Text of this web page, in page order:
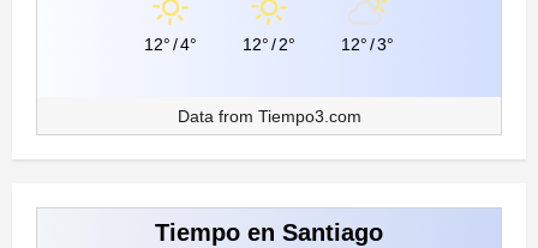
12°/4° 12°/2° 12°/3°
Data from Tiempo3.com
Tiempo en Santiago